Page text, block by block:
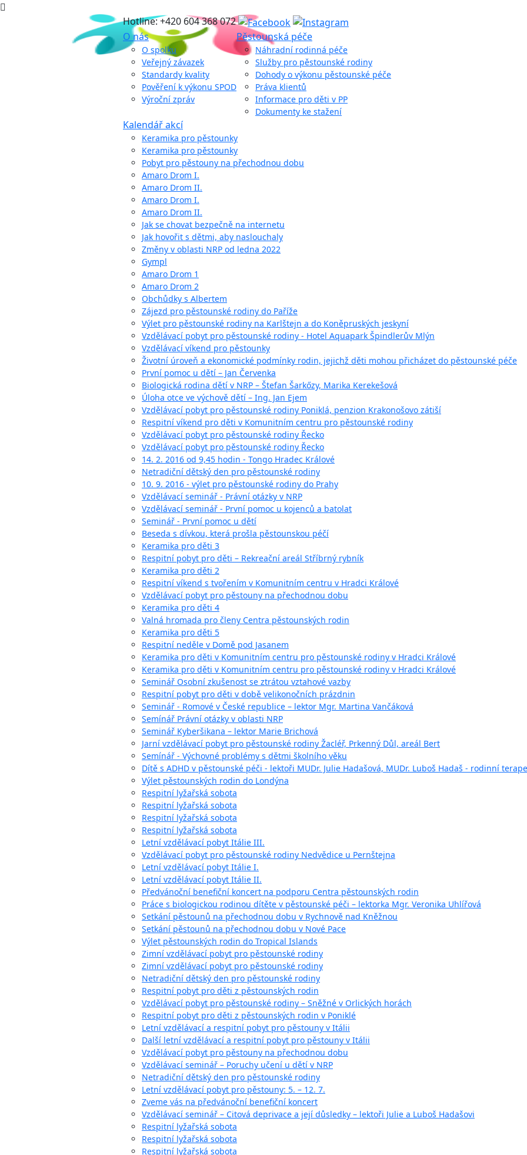
Hotline: +420 604 368 072
O nás
O spolku
Veřejný závazek
Standardy kvality
Pověření k výkonu SPOD
Výroční zpráv
Pěstounská péče
Náhradní rodinná péče
Služby pro pěstounské rodiny
Dohody o výkonu pěstounské péče
Práva klientů
Informace pro děti v PP
Dokumenty ke stažení
Kalendář akcí
Keramika pro pěstounky
Keramika pro pěstounky
Pobyt pro pěstouny na přechodnou dobu
Amaro Drom I.
Amaro Drom II.
Amaro Drom I.
Amaro Drom II.
Jak se chovat bezpečně na internetu
Jak hovořit s dětmi, aby naslouchaly
Změny v oblasti NRP od ledna 2022
Gympl
Amaro Drom 1
Amaro Drom 2
Obchůdky s Albertem
Zájezd pro pěstounské rodiny do Paříže
Výlet pro pěstounské rodiny na Karlštejn a do Koněpruských jeskyní
Vzdělávací pobyt pro pěstounské rodiny - Hotel Aquapark Špindlerův Mlýn
Vzdělávací víkend pro pěstounky
Životní úroveň a ekonomické podmínky rodin, jejichž děti mohou přicházet do pěstounské péče
První pomoc u dětí – Jan Červenka
Biologická rodina dětí v NRP – Štefan Šarkőzy, Marika Kerekešová
Úloha otce ve výchově dětí – Ing. Jan Ejem
Vzdělávací pobyt pro pěstounské rodiny Poniklá, penzion Krakonošovo zátiší
Respitní víkend pro děti v Komunitním centru pro pěstounské rodiny
Vzdělávací pobyt pro pěstounské rodiny Řecko
Vzdělávací pobyt pro pěstounské rodiny Řecko
14. 2. 2016 od 9,45 hodin - Tongo Hradec Králové
Netradiční dětský den pro pěstounské rodiny
10. 9. 2016 - výlet pro pěstounské rodiny do Prahy
Vzdělávací seminář - Právní otázky v NRP
Vzdělávací seminář - První pomoc u kojenců a batolat
Seminář - První pomoc u dětí
Beseda s dívkou, která prošla pěstounskou péčí
Keramika pro děti 3
Respitní pobyt pro děti – Rekreační areál Stříbrný rybník
Keramika pro děti 2
Respitní víkend s tvořením v Komunitním centru v Hradci Králové
Vzdělávací pobyt pro pěstouny na přechodnou dobu
Keramika pro děti 4
Valná hromada pro členy Centra pěstounských rodin
Keramika pro děti 5
Respitní neděle v Domě pod Jasanem
Keramika pro děti v Komunitním centru pro pěstounské rodiny v Hradci Králové
Keramika pro děti v Komunitním centru pro pěstounské rodiny v Hradci Králové
Seminář Osobní zkušenost se ztrátou vztahové vazby
Respitní pobyt pro děti v době velikonočních prázdnin
Seminář - Romové v České republice – lektor Mgr. Martina Vančáková
Semínář Právní otázky v oblasti NRP
Seminář Kyberšikana – lektor Marie Brichová
Jarní vzdělávací pobyt pro pěstounské rodiny Žacléř, Prkenný Důl, areál Bert
Semínář - Výchovné problémy s dětmi školního věku
Dítě s ADHD v pěstounské péči - lektoři MUDr. Julie Hadašová, MUDr. Luboš Hadaš - rodinní
Výlet pěstounských rodin do Londýna
Respitní lyžařská sobota
Respitní lyžařská sobota
Respitní lyžařská sobota
Respitní lyžařská sobota
Letní vzdělávací pobyt Itálie III.
Vzdělávací pobyt pro pěstounské rodiny Nedvědice u Pernštejna
Letní vzdělávací pobyt Itálie I.
Letní vzdělávací pobyt Itálie II.
Předvánoční benefiční koncert na podporu Centra pěstounských rodin
Práce s biologickou rodinou dítěte v pěstounské péči – lektorka Mgr. Veronika Uhlířová
Setkání pěstounů na přechodnou dobu v Rychnově nad Kněžnou
Setkání pěstounů na přechodnou dobu v Nové Pace
Výlet pěstounských rodin do Tropical Islands
Zimní vzdělávací pobyt pro pěstounské rodiny
Zimní vzdělávací pobyt pro pěstounské rodiny
Netradiční dětský den pro pěstounské rodiny
Respitní pobyt pro děti z pěstounských rodin
Vzdělávací pobyt pro pěstounské rodiny – Sněžné v Orlických horách
Respitní pobyt pro děti z pěstounských rodin v Poniklé
Letní vzdělávací a respitní pobyt pro pěstouny v Itálii
Další letní vzdělávací a respitní pobyt pro pěstouny v Itálii
Vzdělávací pobyt pro pěstouny na přechodnou dobu
Vzdělávací seminář – Poruchy učení u dětí v NRP
Netradiční dětský den pro pěstounské rodiny
Letní vzdělávací pobyt pro pěstouny: 5. – 12. 7.
Zveme vás na předvánoční benefiční koncert
Vzdělávací seminář – Citová deprivace a její důsledky – lektoři Julie a Luboš Hadašovi
Respitní lyžařská sobota
Respitní lyžařská sobota
Respitní lyžařská sobota